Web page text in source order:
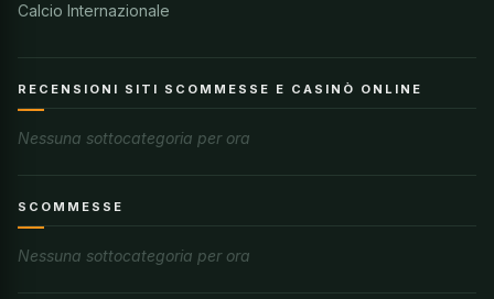
Calcio Internazionale
RECENSIONI SITI SCOMMESSE E CASINÒ ONLINE
Nessuna sottocategoria per ora
SCOMMESSE
Nessuna sottocategoria per ora